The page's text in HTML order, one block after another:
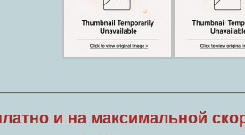
и на максимальной